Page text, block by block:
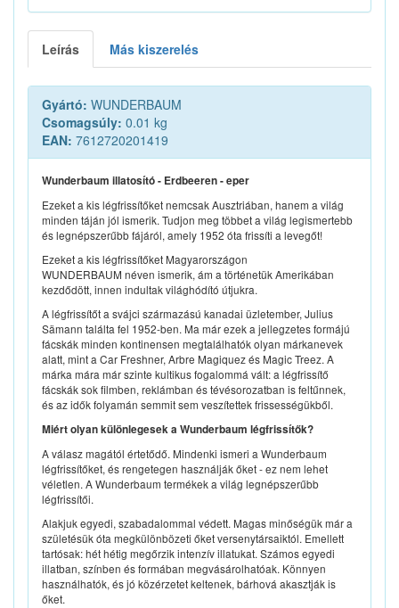
Leírás Más kiszerelés
Gyártó: WUNDERBAUM
Csomagsúly: 0.01 kg
EAN: 7612720201419
Wunderbaum illatosító - Erdbeeren - eper
Ezeket a kis légfrissítőket nemcsak Ausztriában, hanem a világ
minden táján jól ismerik. Tudjon meg többet a világ legismertebb
és legnépszerűbb fájáról, amely 1952 óta frissíti a levegőt!
Ezeket a kis légfrissítőket Magyarországon
WUNDERBAUM néven ismerik, ám a történetük Amerikában
kezdődött, innen indultak világhódító útjukra.
A légfrissítőt a svájci származású kanadai üzletember, Julius
Sämann találta fel 1952-ben. Ma már ezek a jellegzetes formájú
fácskák minden kontinensen megtalálhatók olyan márkanevek
alatt, mint a Car Freshner, Arbre Magiquez és Magic Treez. A
márka mára már szinte kultikus fogalommá vált: a légfrissítő
fácskák sok filmben, reklámban és tévésorozatban is feltűnnek,
és az idők folyamán semmit sem veszítettek frissességükből.
Miért olyan különlegesek a Wunderbaum légfrissítők?
A válasz magától értetődő. Mindenki ismeri a Wunderbaum
légfrissítőket, és rengetegen használják őket - ez nem lehet
véletlen. A Wunderbaum termékek a világ legnépszerűbb
légfrissítői.
Alakjuk egyedi, szabadalommal védett. Magas minőségük már a
születésük óta megkülönbözeti őket versenytársaiktól. Emellett
tartósak: hét hétig megőrzik intenzív illatukat. Számos egyedi
illatban, színben és formában megvásárolhatóak. Könnyen
használhatók, és jó közérzetet keltenek, bárhová akasztják is
őket.